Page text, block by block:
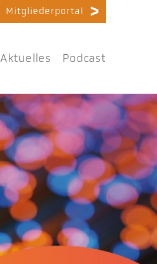
Mitgliederportal
Aktuelles Podcast